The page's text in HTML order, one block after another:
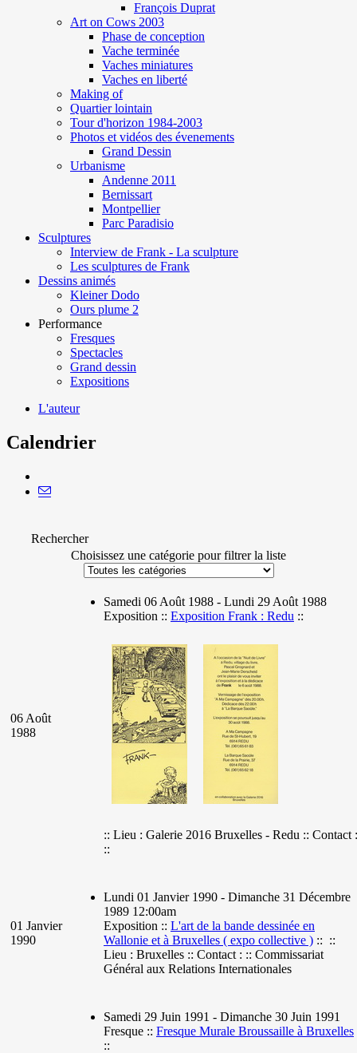
François Duprat
Art on Cows 2003
Phase de conception
Vache terminée
Vaches miniatures
Vaches en liberté
Making of
Quartier lointain
Tour d'horizon 1984-2003
Photos et vidéos des évenements
Grand Dessin
Urbanisme
Andenne 2011
Bernissart
Montpellier
Parc Paradisio
Sculptures
Interview de Frank - La sculpture
Les sculptures de Frank
Dessins animés
Kleiner Dodo
Ours plume 2
Performance
Fresques
Spectacles
Grand dessin
Expositions
L'auteur
Calendrier
Rechercher
Choisissez une catégorie pour filtrer la liste
06 Août
1988
Samedi 06 Août 1988 - Lundi 29 Août 1988
Exposition :: Exposition Frank : Redu ::
:: Lieu : Galerie 2016 Bruxelles - Redu :: Contact :
::
01 Janvier
1990
Lundi 01 Janvier 1990 - Dimanche 31 Décembre
1989 12:00am
Exposition :: L'art de la bande dessinée en
Wallonie et à Bruxelles ( expo collective ) :: ::
Lieu : Bruxelles :: Contact : :: Commissariat
Général aux Relations Internationales
Samedi 29 Juin 1991 - Dimanche 30 Juin 1991
Fresque :: Fresque Murale Broussaille à Bruxelles
::